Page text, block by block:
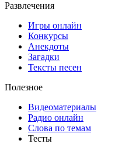
Развлечения
Игры онлайн
Конкурсы
Анекдоты
Загадки
Тексты песен
Полезное
Видеоматериалы
Радио онлайн
Слова по темам
Тесты